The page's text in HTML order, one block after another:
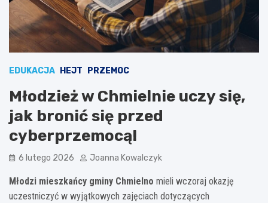
EDUKACJA HEJT PRZEMOC
Młodzież w Chmielnie uczy się,
jak bronić się przed
cyberprzemocą!
6 lutego 2026 Joanna Kowalczyk
Młodzi mieszkańcy gminy Chmielno mieli wczoraj okazję
uczestniczyć w wyjątkowych zajęciach dotyczących